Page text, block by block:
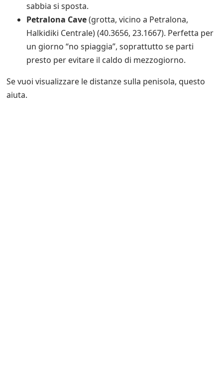
sabbia si sposta.
Petralona Cave(grotta, vicino a Petralona,
Halkidiki Centrale) (40.3656, 23.1667). Perfetta per
un giorno “no spiaggia”, soprattutto se parti
presto per evitare il caldo di mezzogiorno.
Se vuoi visualizzare le distanze sulla penisola, questo
aiuta.